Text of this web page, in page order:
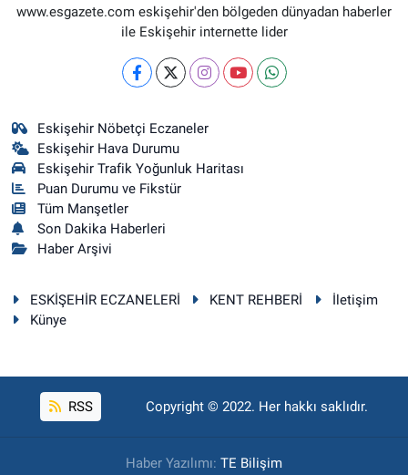
www.esgazete.com eskişehir'den bölgeden dünyadan haberler
ile Eskişehir internette lider
Eskişehir Nöbetçi Eczaneler
Eskişehir Hava Durumu
Eskişehir Trafik Yoğunluk Haritası
Puan Durumu ve Fikstür
Tüm Manşetler
Son Dakika Haberleri
Haber Arşivi
ESKİŞEHİR ECZANELERİ KENT REHBERİ
İletişim
Künye
RSS Copyright © 2022. Her hakkı saklıdır.
Haber Yazılımı: TE Bilişim